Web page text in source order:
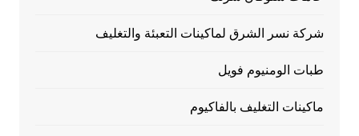
شركة نسر الشرق لماكينات التعبئة والتغليف
طبات الومنيوم فويل
ماكينات التغليف بالفاكيوم